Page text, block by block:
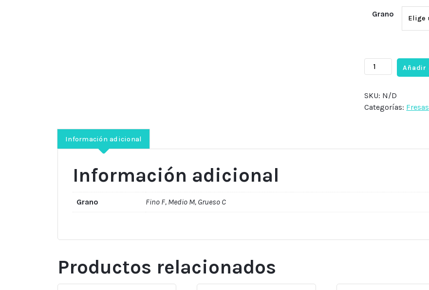
Grano
Fresa
carburo
tungsteno
Paraguas,
Añadir
SKU: N/D
Categorías: Fresas
Información adicional
Información adicional
Grano Fino F, Medio M, Grueso C
Productos relacionados